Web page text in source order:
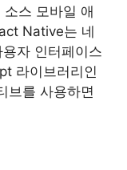
스 모바일 애
Native는 네
자 인터페이스
라이브러리인
브를 사용하면